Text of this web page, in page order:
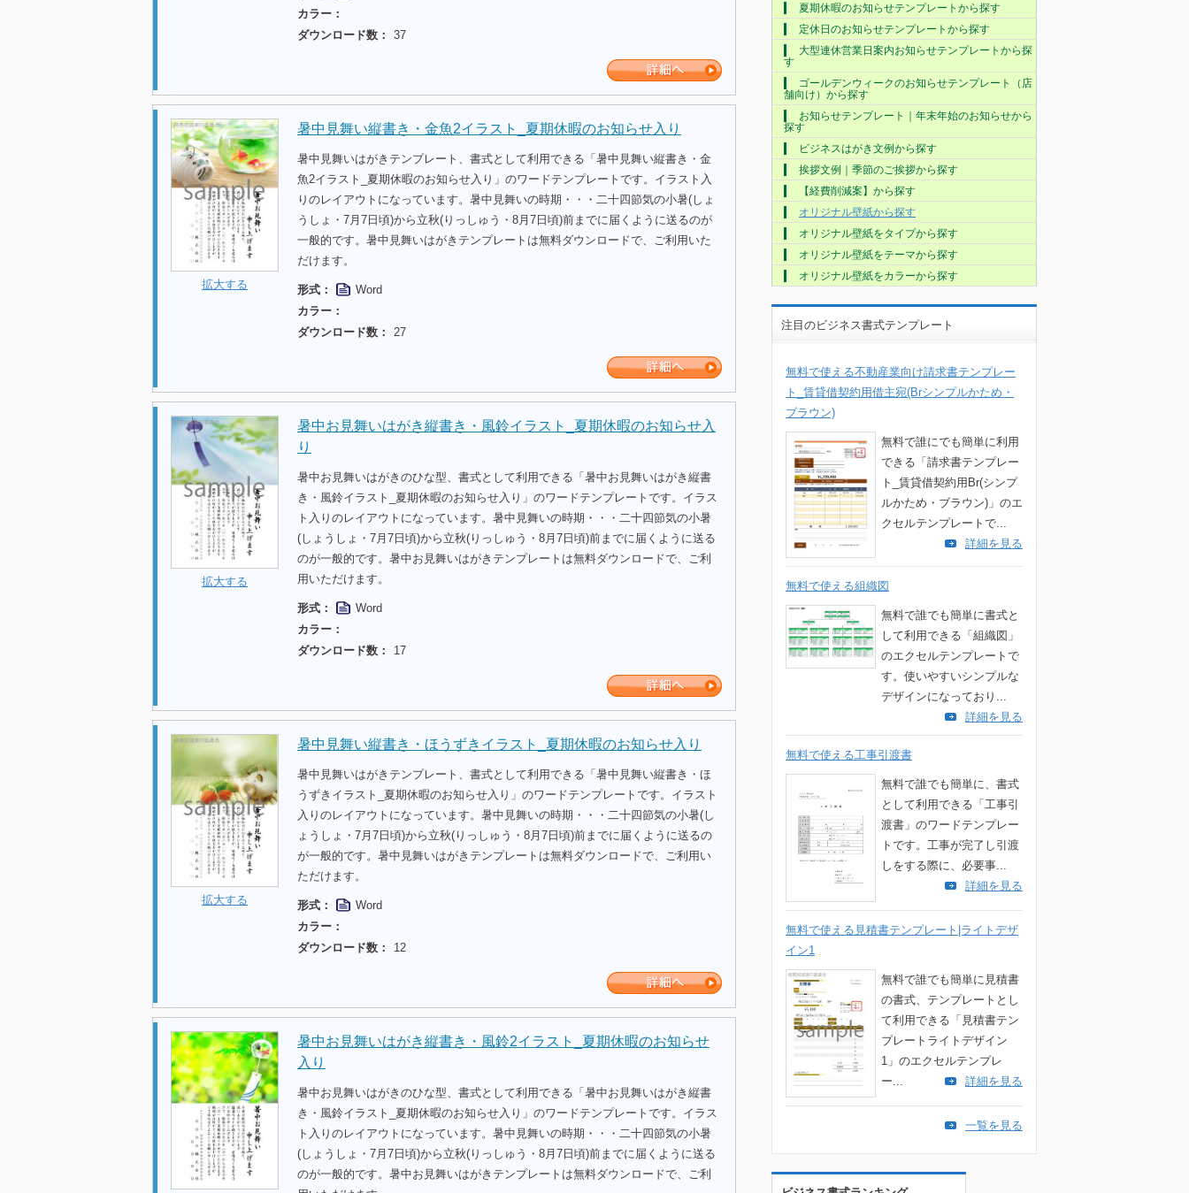
カラー：
ダウンロード数：
37
拡大する
暑中見舞い縦書き・金魚2イラスト_夏期休暇のお知らせ入り
暑中見舞いはがきテンプレート、書式として利用できる「暑中見舞い縦書き・金
魚2イラスト_夏期休暇のお知らせ入り」のワードテンプレートです。イラスト入
りのレイアウトになっています。暑中見舞いの時期・・・二十四節気の小暑(しょ
うしょ・7月7日頃)から立秋(りっしゅう・8月7日頃)前までに届くように送るのが
一般的です。暑中見舞いはがきテンプレートは無料ダウンロードで、ご利用いた
だけます。
形式：
Word
カラー：
ダウンロード数：
27
拡大する
暑中お見舞いはがき縦書き・風鈴イラスト_夏期休暇のお知らせ入
り
暑中お見舞いはがきのひな型、書式として利用できる「暑中お見舞いはがき縦書
き・風鈴イラスト_夏期休暇のお知らせ入り」のワードテンプレートです。イラス
ト入りのレイアウトになっています。暑中見舞いの時期・・・二十四節気の小暑
(しょうしょ・7月7日頃)から立秋(りっしゅう・8月7日頃)前までに届くように送る
のが一般的です。暑中お見舞いはがきテンプレートは無料ダウンロードで、ご利
用いただけます。
形式：
Word
カラー：
ダウンロード数：
17
拡大する
暑中見舞い縦書き・ほうずきイラスト_夏期休暇のお知らせ入り
暑中見舞いはがきテンプレート、書式として利用できる「暑中見舞い縦書き・ほ
うずきイラスト_夏期休暇のお知らせ入り」のワードテンプレートです。イラスト
入りのレイアウトになっています。暑中見舞いの時期・・・二十四節気の小暑(し
ょうしょ・7月7日頃)から立秋(りっしゅう・8月7日頃)前までに届くように送るの
が一般的です。暑中見舞いはがきテンプレートは無料ダウンロードで、ご利用い
ただけます。
形式：
Word
カラー：
ダウンロード数：
12
暑中お見舞いはがき縦書き・風鈴2イラスト_夏期休暇のお知らせ
入り
暑中お見舞いはがきのひな型、書式として利用できる「暑中お見舞いはがき縦書
き・風鈴イラスト_夏期休暇のお知らせ入り」のワードテンプレートです。イラス
ト入りのレイアウトになっています。暑中見舞いの時期・・・二十四節気の小暑
(しょうしょ・7月7日頃)から立秋(りっしゅう・8月7日頃)前までに届くように送る
のが一般的です。暑中お見舞いはがきテンプレートは無料ダウンロードで、ご利
夏期休暇のお知らせテンプレートから探す
定休日のお知らせテンプレートから探す
大型連休営業日案内お知らせテンプレートから探
す
ゴールデンウィークのお知らせテンプレート（店
舗向け）から探す
お知らせテンプレート｜年末年始のお知らせから
探す
ビジネスはがき文例から探す
挨拶文例｜季節のご挨拶から探す
【経費削減案】から探す
オリジナル壁紙から探す
オリジナル壁紙をタイプから探す
オリジナル壁紙をテーマから探す
オリジナル壁紙をカラーから探す
注目のビジネス書式テンプレート
無料で使える不動産業向け請求書テンプレー
ト_賃貸借契約用借主宛(Brシンプルかため・
ブラウン)
無料で誰にでも簡単に利用
できる「請求書テンプレー
ト_賃貸借契約用Br(シンプ
ルかため・ブラウン)」のエ
クセルテンプレートで...
詳細を見る
無料で使える組織図
無料で誰でも簡単に書式と
して利用できる「組織図」
のエクセルテンプレートで
す。使いやすいシンプルな
デザインになっており...
詳細を見る
無料で使える工事引渡書
無料で誰でも簡単に、書式
として利用できる「工事引
渡書」のワードテンプレー
トです。工事が完了し引渡
しをする際に、必要事...
詳細を見る
無料で使える見積書テンプレート|ライトデザ
イン1
無料で誰でも簡単に見積書
の書式、テンプレートとし
て利用できる「見積書テン
プレートライトデザイン
1」のエクセルテンプレ
ー...
詳細を見る
一覧を見る